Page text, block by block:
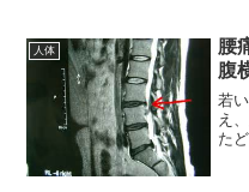
人体
腰
腹
若
え
た